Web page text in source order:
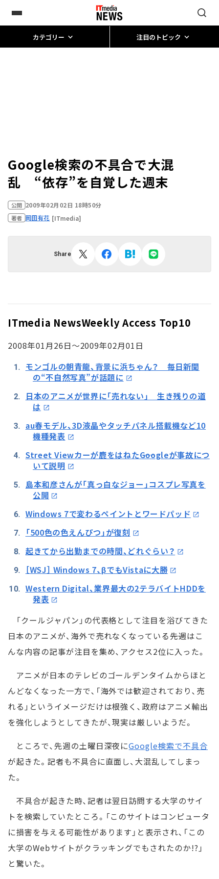
カテゴリー 注目のトピック
Google検索の不具合で大混
乱 “依存”を自覚した週末
公開 2009年02月02日 18時50分
著者 岡田有花 [ITmedia]
Share
ITmedia NewsWeekly Access Top10
2008年01月26日～2009年02月01日
モンゴルの朝青龍、背景に浜ちゃん？ 毎日新聞
の“不自然写真”が話題に
日本のアニメが世界に「売れない」 生き残りの道
は
au春モデル、3D液晶やタッチパネル搭載機など10
機種発表
Street Viewカーが鹿をはねた――Googleが事故につ
いて説明
島本和彦さんが「真っ白なジョー」コスプレ写真を
公開
Windows 7で変わるペイントとワードパッド
「500色の色えんぴつ」が復刻
起きてから出勤までの時間、どれぐらい？
［WSJ］ Windows 7、βでもVistaに大勝
Western Digital、業界最大の2テラバイトHDDを
発表
「クールジャパン」の代表格として注目を浴びてきた
日本のアニメが、海外で売れなくなっている――先週はこ
んな内容の記事が注目を集め、アクセス2位に入った。
アニメが日本のテレビのゴールデンタイムからほと
んどなくなった一方で、「海外では歓迎されており、売
れる」というイメージだけは根強く、政府はアニメ輸出
を強化しようとしてきたが、現実は厳しいようだ。
ところで、先週の土曜日深夜にGoogle検索で不具合
が起きた。記者も不具合に直面し、大混乱してしまっ
た。
不具合が起きた時、記者は翌日訪問する大学のサイ
トを検索していたところ。「このサイトはコンピュータ
に損害を与える可能性があります」と表示され、「この
大学のWebサイトがクラッキングでもされたのか!?」
と驚いた。